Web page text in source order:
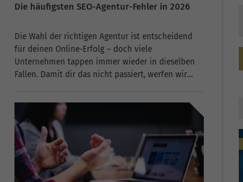
Die häufigsten SEO-Agentur-Fehler in 2026
Die Wahl der richtigen Agentur ist entscheidend
für deinen Online-Erfolg – doch viele
Unternehmen tappen immer wieder in dieselben
Fallen. Damit dir das nicht passiert, werfen wir
Fehlentscheidungen dich...